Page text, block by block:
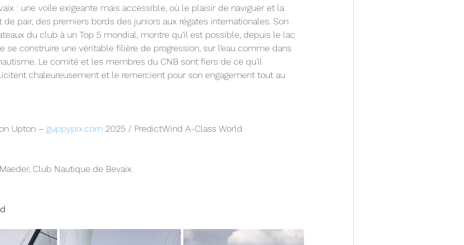
: une voile exigeante mais accessible, où le plaisir de naviguer et la
de pair, des premiers bords des juniors aux régates internationales. Son
du club à un Top 5 mondial, montre qu’il est possible, depuis le lac
se construire une véritable filière de progression, sur l’eau comme dans
Le comité et les membres du CNB sont fiers de ce qu’il
chaleureusement et le remercient pour son engagement tout au
Upton – guppypix.com 2025 / PredictWind A-Class World
Club Nautique de Bevaix